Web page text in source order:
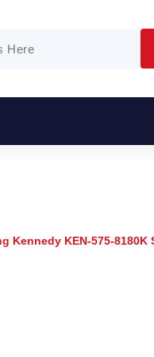
Kennedy KEN-575-8180K